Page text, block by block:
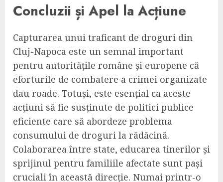
Concluzii și Apel la Acțiune
Capturarea unui traficant de droguri din
Cluj-Napoca este un semnal important
pentru autoritățile române și europene că
eforturile de combatere a crimei organizate
dau roade. Totuși, este esențial ca aceste
acțiuni să fie susținute de politici publice
eficiente care să abordeze problema
consumului de droguri la rădăcină.
Colaborarea între state, educarea tinerilor și
sprijinul pentru familiile afectate sunt pași
cruciali în această direcție. Numai printr-o